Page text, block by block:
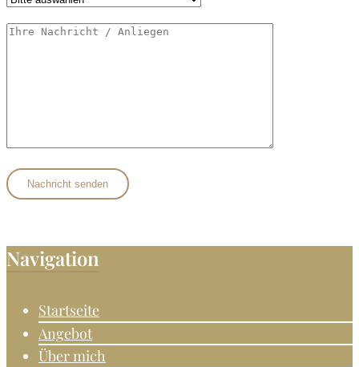
Navigation
Startseite
Angebot
Über mich